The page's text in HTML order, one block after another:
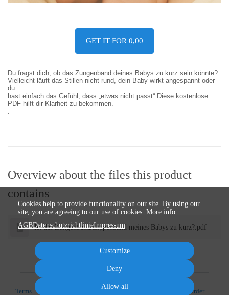
GET IT FOR 0,00
Du fragst dich, ob das Zungenband deines Babys zu kurz sein könnte?
Vielleicht läuft das Stillen nicht rund, dein Baby wirkt angespannt oder
du
hast einfach das Gefühl, dass „etwas nicht passt“ Diese kostenlose
PDF hilft dir Klarheit zu bekommen.
.
Overview about the files this product
contains
Ist das Zungenband/Lippenband meines Babys zu kurz?.pdf
Terms Cancel subscription Cancel order
Cookies help to provide functionality on our site. By using our
site, you are agreeing to our use of cookies. More info
AGBDatenschutzrichtlinieImpressum
Customize
Deny
Allow all